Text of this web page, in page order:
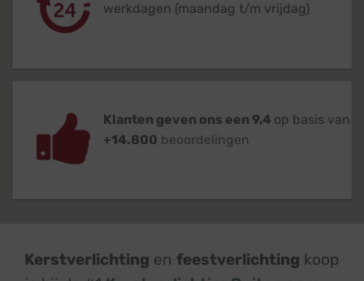
werkdagen (maandag t/m vrijdag)
Klanten geven ons een 9,4 op basis van
+14.800 beoordelingen
Kerstverlichting en feestverlichting koop